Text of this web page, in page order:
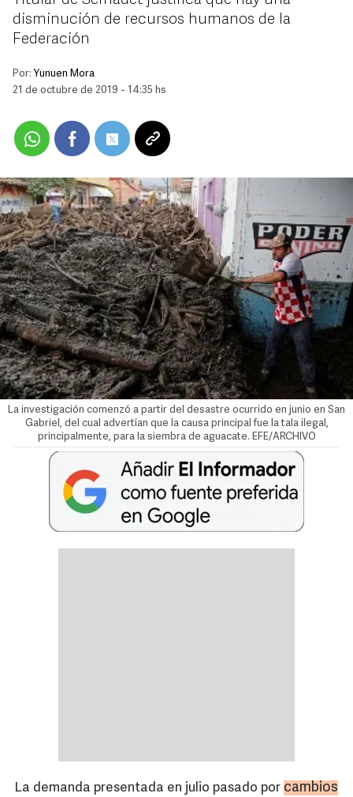
disminución de recursos humanos de la
Federación
Por: Yunuen Mora
21 de octubre de 2019 - 14:35 hs
La investigación comenzó a partir del desastre ocurrido en junio en San
Gabriel, del cual advertían que la causa principal fue la tala ilegal,
principalmente, para la siembra de aguacate. EFE/ARCHIVO
La demanda presentada en julio pasado por cambios